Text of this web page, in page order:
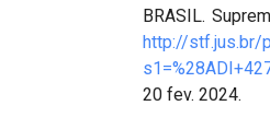
BRASIL.
http://stf.jus.br/
20 fev. 2024.